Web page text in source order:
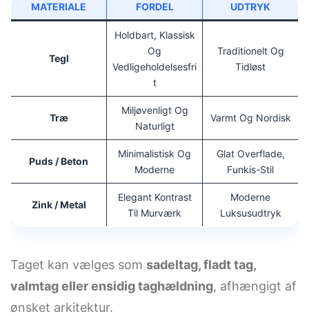
MATERIALE FORDEL UDTRYK
Tegl
Holdbart, Klassisk
Og
Vedligeholdelsesfri
T
Traditionelt Og
Tidløst
Træ
Miljøvenligt Og
Naturligt
Varmt Og Nordisk
Puds / Beton
Minimalistisk Og
Moderne
Glat Overflade,
Funkis-Stil
Zink / Metal
Elegant Kontrast
Til Murværk
Moderne
Luksusudtryk
Taget kan vælges som sadeltag, fladt tag,
valmtag eller ensidig taghældning, afhængigt af
ønsket arkitektur.